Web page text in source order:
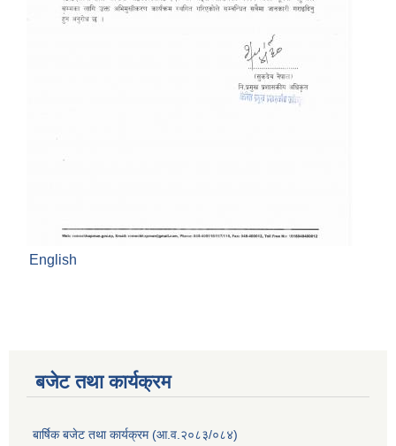
English
बजेट तथा कार्यक्रम
बार्षिक बजेट तथा कार्यक्रम (आ.व.२०८३/०८४)